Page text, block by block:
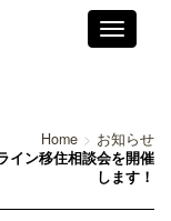
Toggle
Home
お知らせ
イン移住相談会を開催
します！